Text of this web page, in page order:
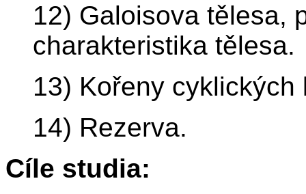
12) Galoisova tělesa,
charakteristika tělesa.
13) Kořeny cyklických
14) Rezerva.
Cíle studia: